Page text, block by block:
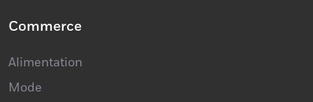
Commerce
Alimentation
Mode